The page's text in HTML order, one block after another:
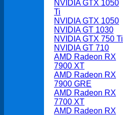
NVIDIA GTX 1050
Ti
NVIDIA GTX 1050
NVIDIA GT 1030
NVIDIA GTX 750 Ti
NVIDIA GT 710
AMD Radeon RX
7900 XT
AMD Radeon RX
7900 GRE
AMD Radeon RX
7700 XT
AMD Radeon RX